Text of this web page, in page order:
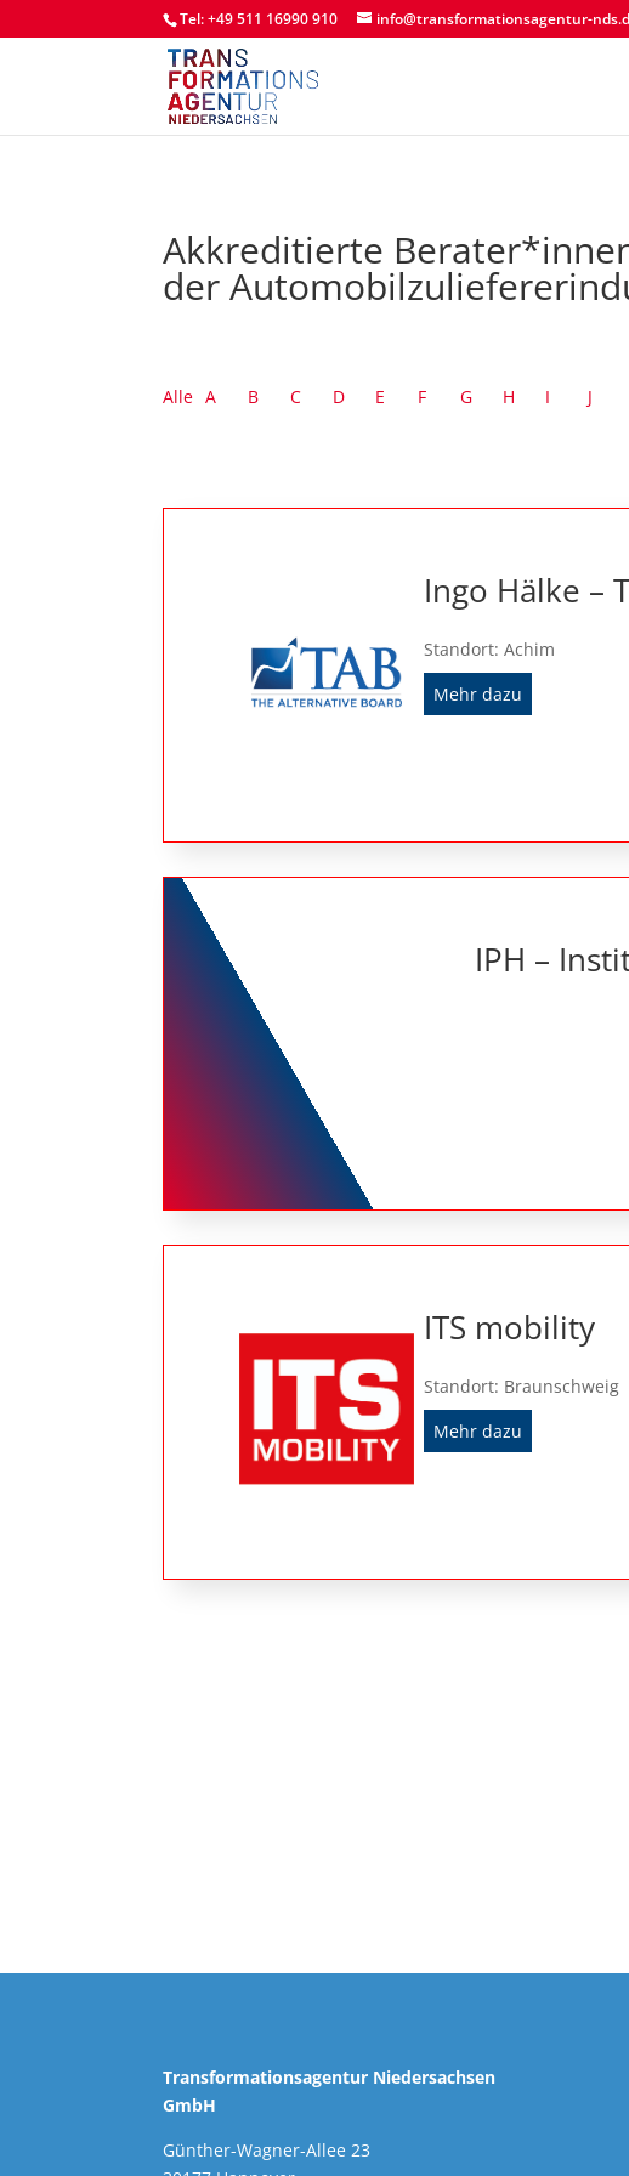
Tel: +49 511 16990 910 info@transformationsagentur-
Akkreditierte
der
Alle A B C D E F G H I J
Ingo Hälke –
Standort: Achim
Mehr dazu
IPH –
ITS mobility
Standort: Braunschweig
Mehr dazu
Transformationsagentur Niedersachsen
GmbH
Günther-Wagner-Allee 23